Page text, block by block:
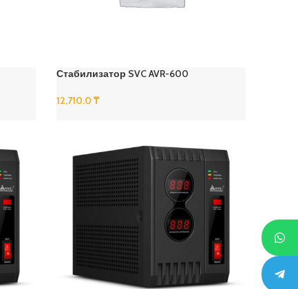
Стабилизатор SVC AVR-600
12,710.0 ₸